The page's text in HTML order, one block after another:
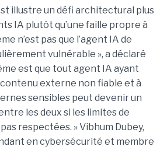
illustre un défi architectural plus
IA plutôt qu’une faille propre à
n’est pas que l’agent IA de
vulnérable », a déclaré
est que tout agent IA ayant
contenu externe non fiable et à
sensibles peut devenir un
les deux si les limites de
respectées. » Vibhum Dubey,
en cybersécurité et membre